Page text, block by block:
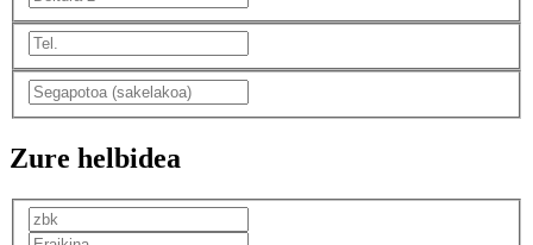
Zure helbidea